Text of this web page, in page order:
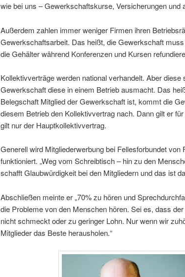
wie bei uns – Gewerkschaftskurse, Versicherungen und
Außerdem zahlen immer weniger Firmen ihren
Gewerkschaftsarbeit. Das heißt, die Gewerkschaft
die Gehälter während Konferenzen und Kursen
Kollektivverträge werden national verhandelt. Aber diese
Gewerkschaft diese in einem Betrieb ausmacht. Das
Belegschaft Mitglied der Gewerkschaft ist, kommt die
diesem Betrieb den Kollektivvertrag nach. Dann gilt er
gilt nur der Hauptkollektivvertrag.
Generell wird Mitgliederwerbung bei Fellesforbundet von
funktioniert. „Weg vom Schreibtisch – hin zu den
schafft Glaubwürdigkeit bei den Mitgliedern und das ist
Abschließen meinte er „70% zu hören und
die Probleme von den Menschen hören. Sei es, dass
nicht schmeckt oder zu geringer Lohn. Nur wenn wir
Mitglieder das Beste herausholen.“